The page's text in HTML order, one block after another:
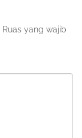
Ruas yang wajib